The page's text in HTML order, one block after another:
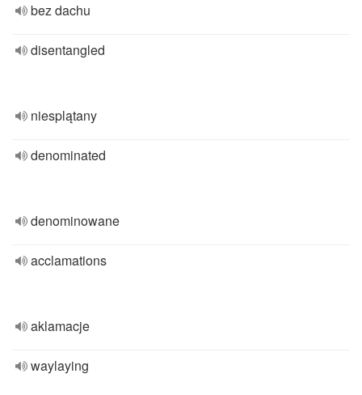
bez dachu
disentangled
niesplątany
denominated
denominowane
acclamations
aklamacje
waylaying